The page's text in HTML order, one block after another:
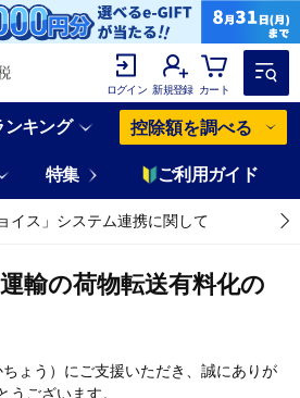
ログイン 新規登録 カート
ンキング 控除額を調べる
特集 ご利用ガイド
イス」システム連携に関して
輸の荷物転送有料化の
ょう）にご支援いただき、誠にありが
うございます。